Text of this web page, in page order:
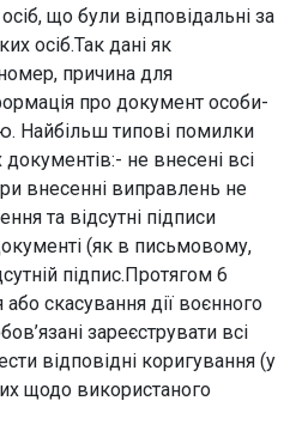
що були відповідальні за
осіб.Так дані як
причина для
про документ особи-
Найбільш типові помилки
не внесені всі
внесенні виправлень не
та відсутні підписи
(як в письмовому,
підпис.Протягом 6
або скасування дії воєнного
зареєструвати всі
відповідні коригування (у
щодо використаного